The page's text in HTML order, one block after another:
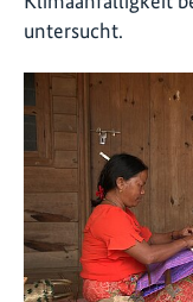
untersucht.